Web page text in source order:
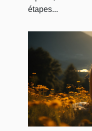
étapes...